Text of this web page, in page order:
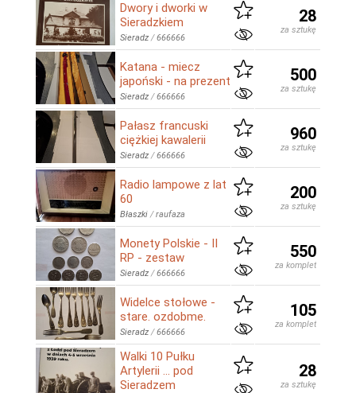
Dwory i dworki w
Sieradzkiem
Sieradz /666666
28
za sztukę
Katana - miecz
japoński - na prezent
Sieradz /666666
500
za sztukę
Pałasz francuski
ciężkiej kawalerii
Sieradz /666666
960
za sztukę
Radio lampowe z lat
60
Błaszki /raufaza
200
za sztukę
Monety Polskie - II
RP - zestaw
Sieradz /666666
550
za komplet
Widelce stołowe -
stare. ozdobme.
Sieradz /666666
105
za komplet
Walki 10 Pułku
Artylerii ... pod
Sieradzem
28
za sztukę